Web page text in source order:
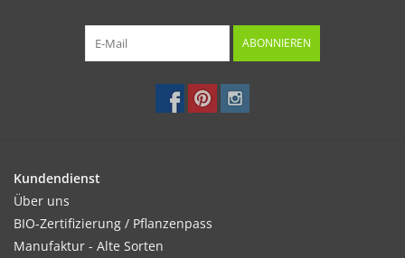
ABONNIEREN
Kundendienst
Über uns
BIO-Zertifizierung / Pflanzenpass
Manufaktur - Alte Sorten